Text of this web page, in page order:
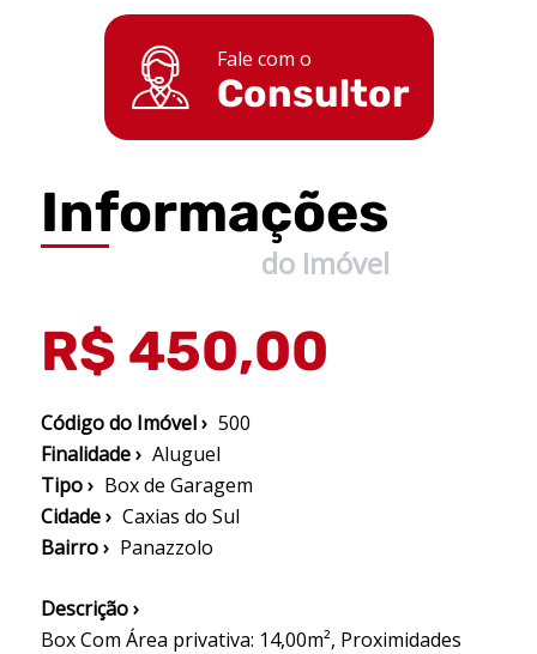
Fale com o
Consultor
Informações
do Imóvel
R$ 450,00
Código do Imóvel › 500
Finalidade › Aluguel
Tipo › Box de Garagem
Cidade › Caxias do Sul
Bairro › Panazzolo
Descrição ›
Box Com Área privativa: 14,00m², Proximidades